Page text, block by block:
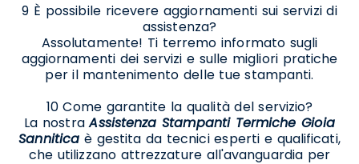
9 È possibile ricevere aggiornamenti sui servizi di
assistenza?
Assolutamente! Ti terremo informato sugli
aggiornamenti dei servizi e sulle migliori pratiche
per il mantenimento delle tue stampanti.
10 Come garantite la qualità del servizio?
La nostraAssistenza Stampanti Termiche Gioia
Sannitica è gestita da tecnici esperti e qualificati,
che utilizzano attrezzature all'avanguardia per